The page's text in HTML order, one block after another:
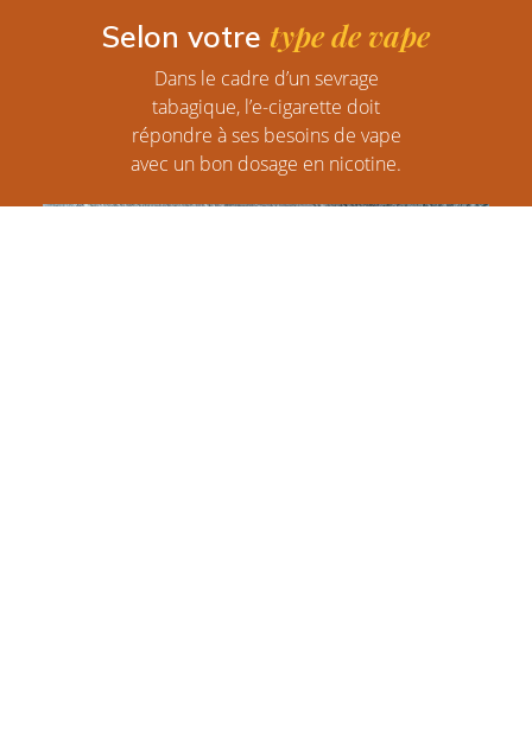
Selon votre type de vape
Dans le cadre d’un sevrage
tabagique, l’e-cigarette doit
répondre à ses besoins de vape
avec un bon dosage en nicotine.